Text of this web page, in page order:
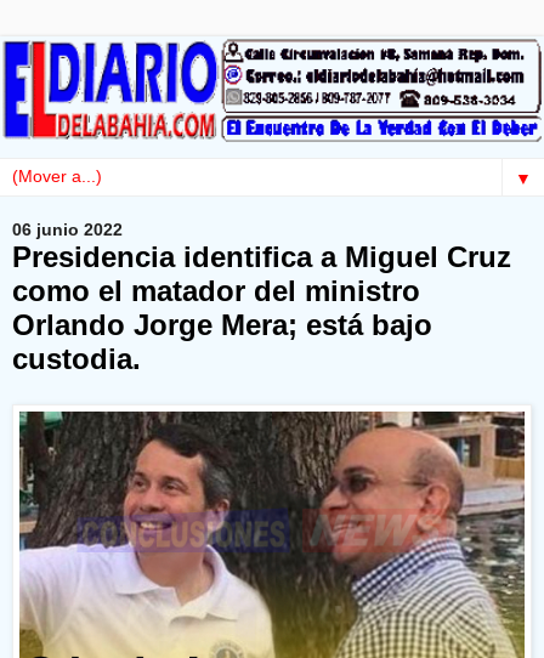
▼
06 junio 2022
Presidencia identifica a Miguel Cruz
como el matador del ministro
Orlando Jorge Mera; está bajo
custodia.